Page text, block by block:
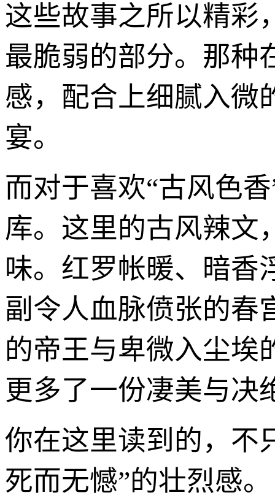
这些故事之所以精彩
最脆弱的部分。那种
感，配合上细腻入微
宴。
而对于喜欢“古风色
库。这里的古风辣文
味。红罗帐暖、暗香
副令人血脉偾张的春
的帝王与卑微入尘埃
更多了一份凄美与决
你在这里读到的，不
死而无憾”的壮烈感。